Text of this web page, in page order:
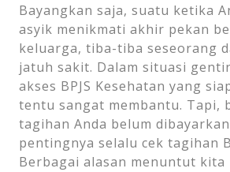
Bayangkan saja, suatu ketika
asyik menikmati akhir pekan
keluarga, tiba-tiba seseorang
jatuh sakit. Dalam situasi
akses BPJS Kesehatan yang
tentu sangat membantu. Tapi,
tagihan Anda belum
pentingnya selalu cek tagihan
Berbagai alasan menuntut